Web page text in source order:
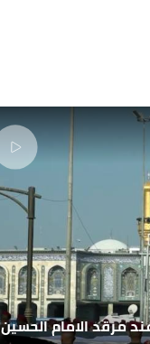
مرقد الامام الحسين